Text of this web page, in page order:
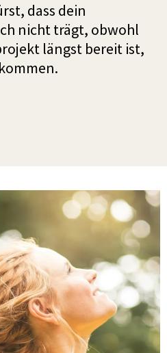
dass dein
nicht trägt, obwohl
längst bereit ist,